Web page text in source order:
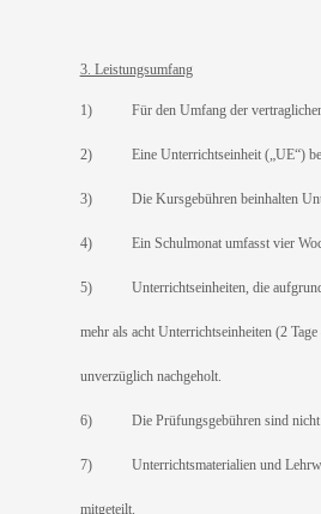
3. Leistungsumfang
1) Für den Umfang der vertraglichen
2) Eine Unterrichtseinheit („UE“)
3) Die Kursgebühren beinhalten
4) Ein Schulmonat umfasst vier
5) Unterrichtseinheiten, die aufgrund
mehr als acht Unterrichtseinheiten (2
unverzüglich nachgeholt.
6) Die Prüfungsgebühren sind nicht in
7) Unterrichtsmaterialien und
mitgeteilt.